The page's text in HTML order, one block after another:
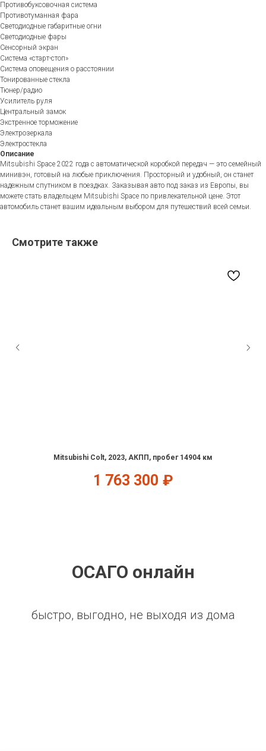
Противобуксовочная система
Противотуманная фара
Светодиодные габаритные огни
Светодиодные фары
Сенсорный экран
Система «старт-стоп»
Система оповещения о расстоянии
Тонированные стекла
Тюнер/радио
Усилитель руля
Центральный замок
Экстренное торможение
Электрозеркала
Электростекла
Описание
Mitsubishi Space 2022 года с автоматической коробкой передач — это семейный
минивэн, готовый на любые приключения. Просторный и удобный, он станет
надежным спутником в поездках. Заказывая авто под заказ из Европы, вы
можете стать владельцем Mitsubishi Space по привлекательной цене. Этот
автомобиль станет вашим идеальным выбором для путешествий всей семьи.
Смотрите также
Mitsubishi Colt, 2023, АКПП, пробег 14904 км
1 763 300 ₽
ОСАГО онлайн
быстро, выгодно, не выходя из дома